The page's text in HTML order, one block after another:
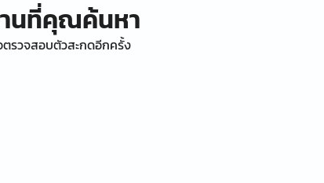
นที่คุณค้นหา
รวจสอบตัวสะกดอีกครั้ง